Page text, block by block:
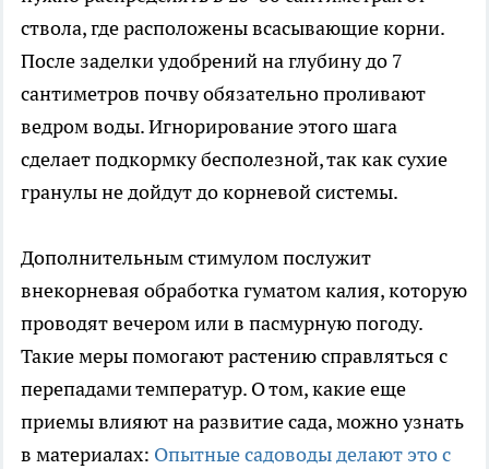
ствола, где расположены всасывающие корни.
После заделки удобрений на глубину до 7
сантиметров почву обязательно проливают
ведром воды. Игнорирование этого шага
сделает подкормку бесполезной, так как сухие
гранулы не дойдут до корневой системы.
Дополнительным стимулом послужит
внекорневая обработка гуматом калия, которую
проводят вечером или в пасмурную погоду.
Такие меры помогают растению справляться с
перепадами температур. О том, какие еще
приемы влияют на развитие сада, можно узнать
в материалах: Опытные садоводы делают это с